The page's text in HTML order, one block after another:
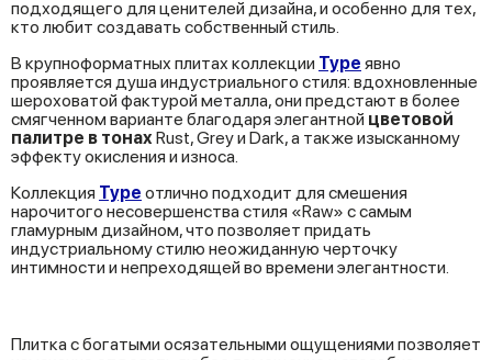
подходящего для ценителей дизайна, и особенно для тех,
кто любит создавать собственный стиль.
В крупноформатных плитах коллекции Type явно
проявляется душа индустриального стиля: вдохновленные
шероховатой фактурой металла, они предстают в более
смягченном варианте благодаря элегантной цветовой
палитре в тонах Rust, Grey и Dark, а также изысканному
эффекту окисления и износа.
Коллекция Type отлично подходит для смешения
нарочитого несовершенства стиля «Raw» с самым
гламурным дизайном, что позволяет придать
индустриальному стилю неожиданную черточку
интимности и непреходящей во времени элегантности.
Плитка с богатыми осязательными ощущениями позволяет